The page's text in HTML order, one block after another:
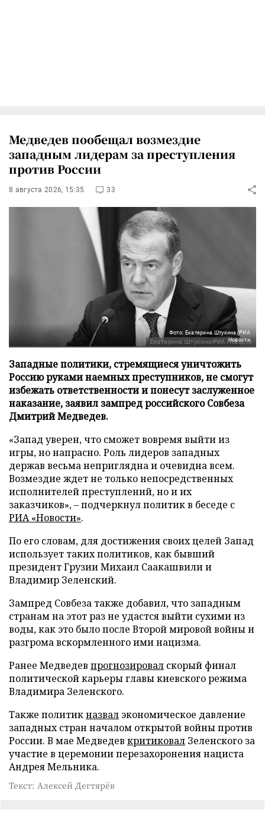
Медведев пообещал возмездие
западным лидерам за преступления
против России
8 августа 2026, 15:35 33
Фото: Екатерина Штукина/РИА
Новости
Западные политики, стремящиеся уничтожить
Россию руками наемных преступников, не смогут
избежать ответственности и понесут заслуженное
наказание, заявил зампред российского Совбеза
Дмитрий Медведев.
«Запад уверен, что сможет вовремя выйти из
игры, но напрасно. Роль лидеров западных
держав весьма неприглядна и очевидна всем.
Возмездие ждет не только непосредственных
исполнителей преступлений, но и их
заказчиков», – подчеркнул политик в беседе с
РИА «Новости».
По его словам, для достижения своих целей Запад
использует таких политиков, как бывший
президент Грузии Михаил Саакашвили и
Владимир Зеленский.
Зампред Совбеза также добавил, что западным
странам на этот раз не удастся выйти сухими из
воды, как это было после Второй мировой войны и
разгрома вскормленного ими нацизма.
Ранее Медведев прогнозировал скорый финал
политической карьеры главы киевского режима
Владимира Зеленского.
Также политикназвал экономическое давление
западных стран началом открытой войны против
России. В мае Медведев критиковал Зеленского за
участие в церемонии перезахоронения нациста
Андрея Мельника.
Текст: Алексей Дегтярёв